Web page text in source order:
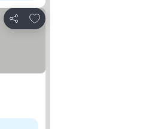
Compartir
Agregar a favoritos